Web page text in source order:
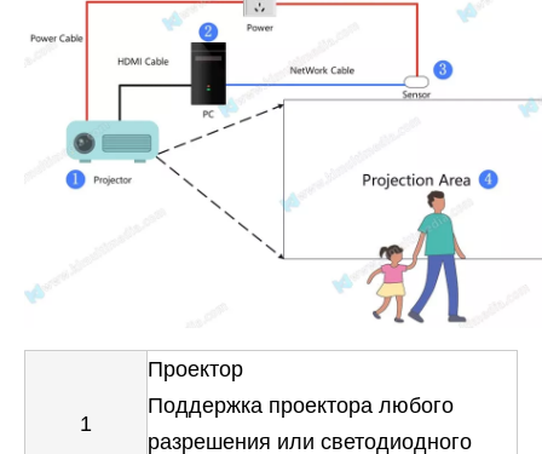
1
Проектор
Поддержка проектора любого
разрешения или светодиодного